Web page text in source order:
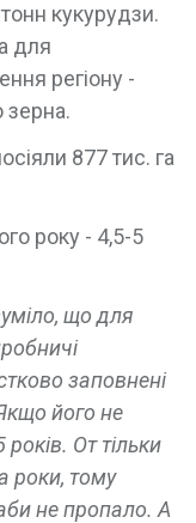
кукурудзи.
для
регіону -
зерна.
877 тис. га
року - 4,5-5
що для
заповнені
його не
От тільки
роки, тому
не пропало. А